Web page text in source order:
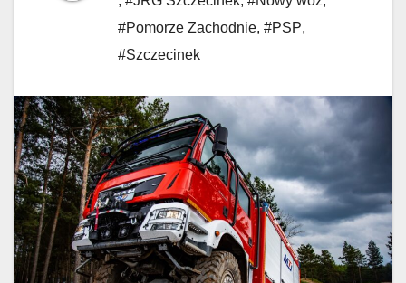
#Pomorze Zachodnie, #PSP,
#Szczecinek